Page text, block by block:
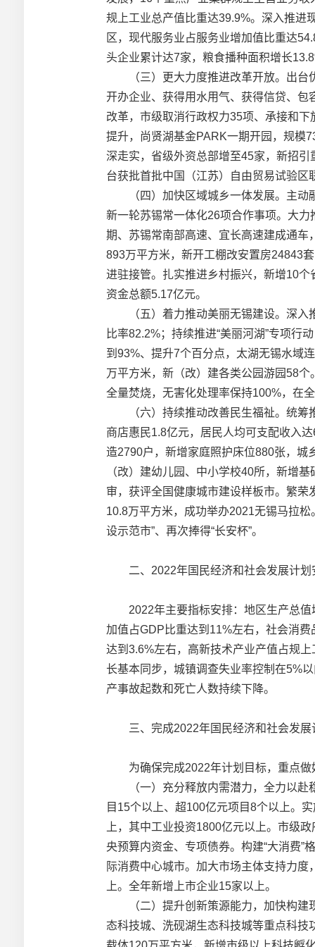
规上工业总产值比重达39.9%。深入推进
区，现代服务业占服务业增加值比重达
头企业累计达7家，粮食播种面积增长
（三）更大力度推进改革开放。出台优
开办企业、获得用水用气、获得信贷、包
改革，市级取消行政权力35项、承接和
提升，尚贤湖基金PARK一期开园，规模
深走实，省级外资总部增至45家，新招
台获批首批中国（江苏）自由贸易试验
（四）加快区域城乡一体发展。主动融
新一轮苏锡常一体化26项合作事项。大
期、苏锡常南部高速、宜长高速建成通
893万平方米，新开工棚改安置房24843
进驻接管。扎实推进乡村振兴，新增10
资金总额5.17亿元。
（五）着力推动美丽无锡建设。深入推
比率82.2%；持续推进“美丽河湖”专项行
到93%、提升7个百分点，太湖无锡水域
万平方米，新（改）建各类公园游园58
全量焚烧，无害化处理率保持100%，在
（六）持续推动改善民生福祉。统筹推
商店惠民1.8亿元，居民人均可支配收入
造2790户，新增家庭照护床位880张，城
（改）建幼儿园、中小学校40所，新增
审，获评全国健康城市建设样板市。繁
10.8万平方米，成功举办2021无锡马拉
设示范市”、再次捧得“长安杯”。
二、2022年国民经济和社会发展计划
2022年主要指标安排：地区生产总值
加值占GDP比重达到11%左右，社会消
达到3.6%左右，高新技术产业产值占规
长基本同步，城镇调查失业率控制在5%
产事故起数和死亡人数持续下降。
三、完成2022年国民经济和社会发展
为确保完成2022年计划目标，重点做
（一）充分释放内需潜力，全力以赴稳
目15个以上、超100亿元项目8个以上。
上，其中工业投资1800亿元以上。市级
央预算内资金、专项债券。构建“大消费”
际消费中心城市。加大市场主体支持力
上。全年新增上市企业15家以上。
（二）提升创新策源能力，加快构建现
态科技城、洗砚湖生态科技城等重点科